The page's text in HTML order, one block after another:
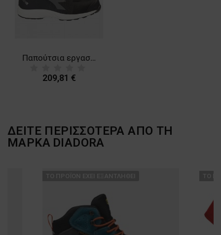
Παπούτσια εργασίας DIADORA FLY LITEBASE MATRYX S3 HRO SRC ESD
209,81 €
ΔΕΙΤΕ ΠΕΡΙΣΣΟΤΕΡΑ ΑΠΟ ΤΗ
ΜΑΡΚΑ DIADORA